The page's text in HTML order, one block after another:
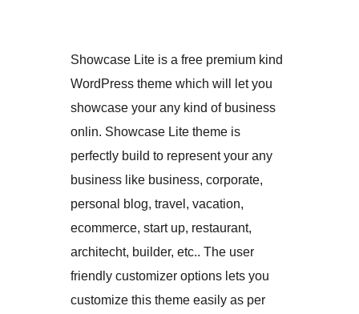
Showcase Lite is a free premium kind
WordPress theme which will let you
showcase your any kind of business
onlin. Showcase Lite theme is
perfectly build to represent your any
business like business, corporate,
personal blog, travel, vacation,
ecommerce, start up, restaurant,
architecht, builder, etc.. The user
friendly customizer options lets you
customize this theme easily as per